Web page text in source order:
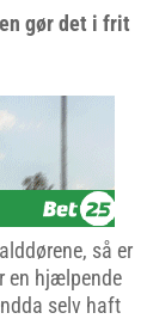
gør det i frit
så er
en hjælpende
selv haft